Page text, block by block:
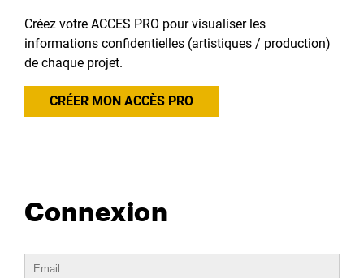
Créez votre ACCES PRO pour visualiser les
informations confidentielles (artistiques / production)
de chaque projet.
CRÉER MON ACCÈS PRO
Connexion